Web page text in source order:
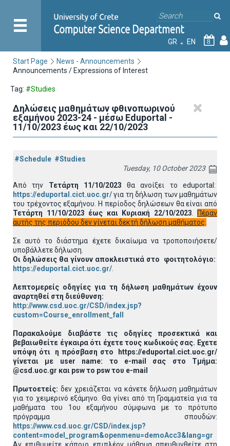
GR EN 8
Start Page
News - Announcements
Announcements / Expressions of Interest
Tag: #Studies
Δηλώσεις μαθημάτων φθινοπωρινού
εξαμήνου 2023-24 - μέσω Εduportal -
11/10/2023 έως και 22/10/2023
#Schedule #Studies
Tuesday, 10 October 2023
Από την Τετάρτη 11/10/2023θα ανοίξει το eduportal:
https://eduportal.cict.uoc.gr/για τη δήλωση των μαθημάτων
του τρέχοντος εξαμήνου. Η περίοδος δηλώσεων θα είναι από
Τετάρτη 11/10/2023 έως και Κυριακή 22/10/2023
Πέραν
αυτής της περιόδου δεν γίνεται δεκτή δήλωση μαθήματος
Σε αυτό το διάστημα έχετε δικαίωμα να τροποποιήσετε/
υποβάλλετε δήλωση.
Οι δηλώσεις θα γίνουν αποκλειστικά στο φοιτητολόγιο:
https://eduportal.cict.uoc.gr/
Λεπτομερείς οδηγίες για τη δήλωση μαθημάτων έχουν
αναρτηθεί στη διεύθυνση:
http://www.csd.uoc.gr/CSD/index.jsp?
custom=Course_enrollment_fall
Παρακαλούμε διαβάστε τις οδηγίες προσεκτικά και
βεβαιωθείτε έγκαιρα ότι έχετε τους κωδικούς σας. Εχετε
υπόψη ότι η πρόσβαση στο https://eduportal.cict.uoc.gr/
γίνεται με user name: το e-mail σας στο Τμήμα:
@csd.uoc.gr και psw το psw του e-mail
Πρωτοετείς: δεν χρειάζεται να κάνετε δήλωση μαθημάτων
για το χειμερινό εξάμηνο. Θα γίνει από τη Γραμματεία για τα
μαθήματα του 1ου εξαμήνου σύμφωνα με το πρότυπο
πρόγραμμα σπουδών:
https://www.csd.uoc.gr/CSD/index.jsp?
content=model_program&openmenu=demoAcc3&lang=gr